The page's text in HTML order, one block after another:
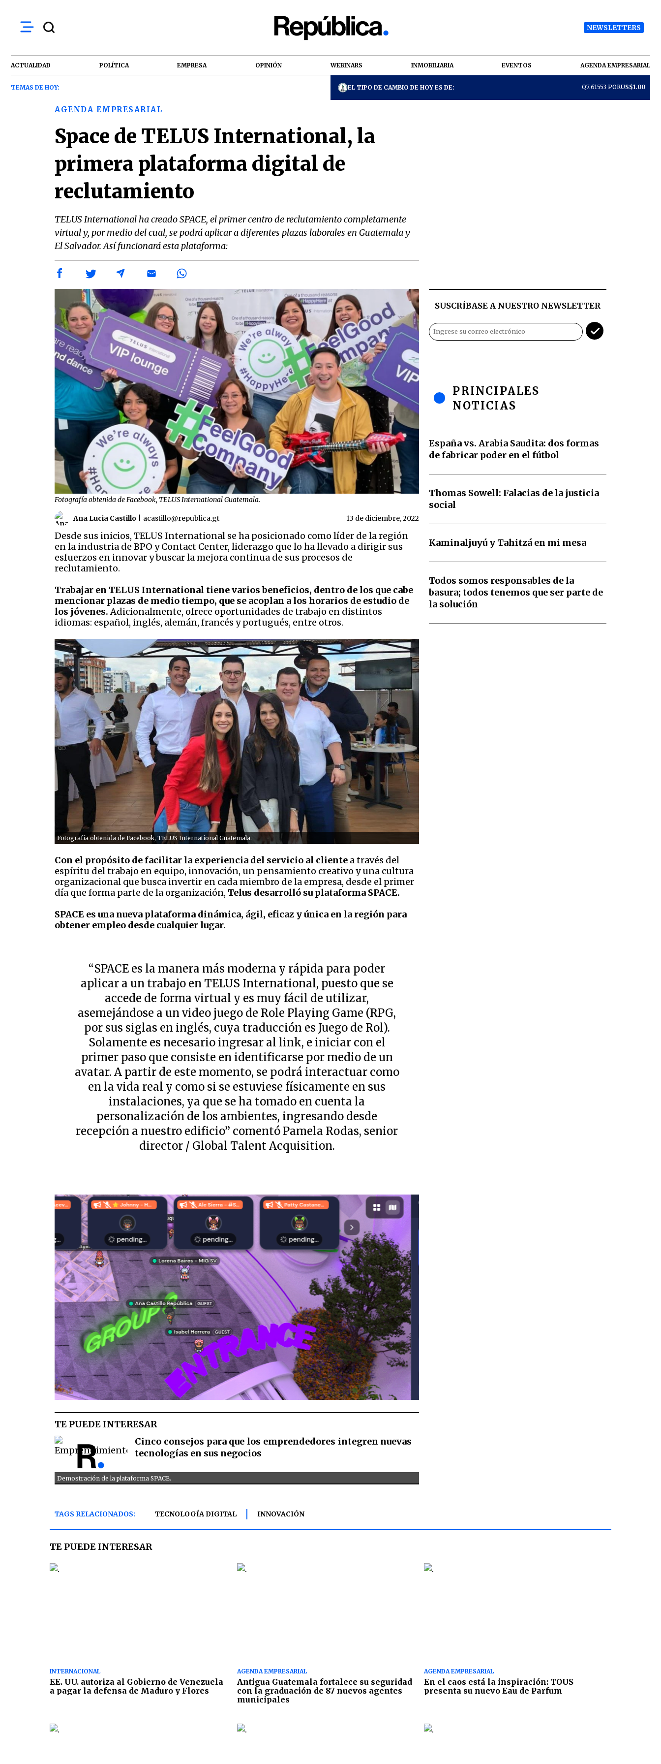
NEWSLETTERS
ACTUALIDAD POLÍTICA EMPRESA OPINIÓN WEBINARS INMOBILIARIA EVENTOS AGENDA EMPRESARIAL
TEMAS DE HOY: EL TIPO DE CAMBIO DE HOY ES DE: Q7.61553 PORUS$1.00
AGENDA EMPRESARIAL
Space de TELUS International, la
primera plataforma digital de
reclutamiento
TELUS International ha creado SPACE, el primer centro de reclutamiento completamente
virtual y, por medio del cual, se podrá aplicar a diferentes plazas laborales en Guatemala y
El Salvador. Así funcionará esta plataforma:
Fotografía obtenida de Facebook, TELUS International Guatemala.
Ana Lucia Castillo acastillo@republica.gt 13 de diciembre, 2022
Desde sus inicios, TELUS International se ha posicionado como líder de la región
en la industria de BPO y Contact Center, liderazgo que lo ha llevado a dirigir sus
esfuerzos en innovar y buscar la mejora continua de sus procesos de
reclutamiento.
Trabajar en TELUS International tiene varios beneficios, dentro de los que cabe
mencionar plazas de medio tiempo, que se acoplan a los horarios de estudio de
los jóvenes.Adicionalmente, ofrece oportunidades de trabajo en distintos
idiomas: español, inglés, alemán, francés y portugués, entre otros.
Fotografía obtenida de Facebook, TELUS International Guatemala.
Con el propósito de facilitar la experiencia del servicio al cliente a través del
espíritu del trabajo en equipo, innovación, un pensamiento creativo y una cultura
organizacional que busca invertir en cada miembro de la empresa, desde el primer
día que forma parte de la organización, Telus desarrolló su plataforma SPACE.
SPACE es una nueva plataforma dinámica, ágil, eficaz y única en la región para
obtener empleo desde cualquier lugar.
“SPACE es la manera más moderna y rápida para poder
aplicar a un trabajo en TELUS International, puesto que se
accede de forma virtual y es muy fácil de utilizar,
asemejándose a un video juego de Role Playing Game (RPG,
por sus siglas en inglés, cuya traducción es Juego de Rol).
Solamente es necesario ingresar al link, e iniciar con el
primer paso que consiste en identificarse por medio de un
avatar. A partir de este momento, se podrá interactuar como
en la vida real y como si se estuviese físicamente en sus
instalaciones, ya que se ha tomado en cuenta la
personalización de los ambientes, ingresando desde
recepción a nuestro edificio” comentó Pamela Rodas, senior
director / Global Talent Acquisition.
Demostración de la plataforma SPACE.
TE PUEDE INTERESAR
Cinco consejos para que los emprendedores integren nuevas
tecnologías en sus negocios
TAGS RELACIONADOS: TECNOLOGÍA DIGITAL INNOVACIÓN
SUSCRÍBASE A NUESTRO NEWSLETTER
PRINCIPALES
NOTICIAS
España vs. Arabia Saudita: dos formas
de fabricar poder en el fútbol
Thomas Sowell: Falacias de la justicia
social
Kaminaljuyú y Tahitzá en mi mesa
Todos somos responsables de la
basura; todos tenemos que ser parte de
la solución
TE PUEDE INTERESAR
INTERNACIONAL
EE. UU. autoriza al Gobierno de Venezuela
a pagar la defensa de Maduro y Flores
AGENDA EMPRESARIAL
Antigua Guatemala fortalece su seguridad
con la graduación de 87 nuevos agentes
municipales
AGENDA EMPRESARIAL
En el caos está la inspiración: TOUS
presenta su nuevo Eau de Parfum